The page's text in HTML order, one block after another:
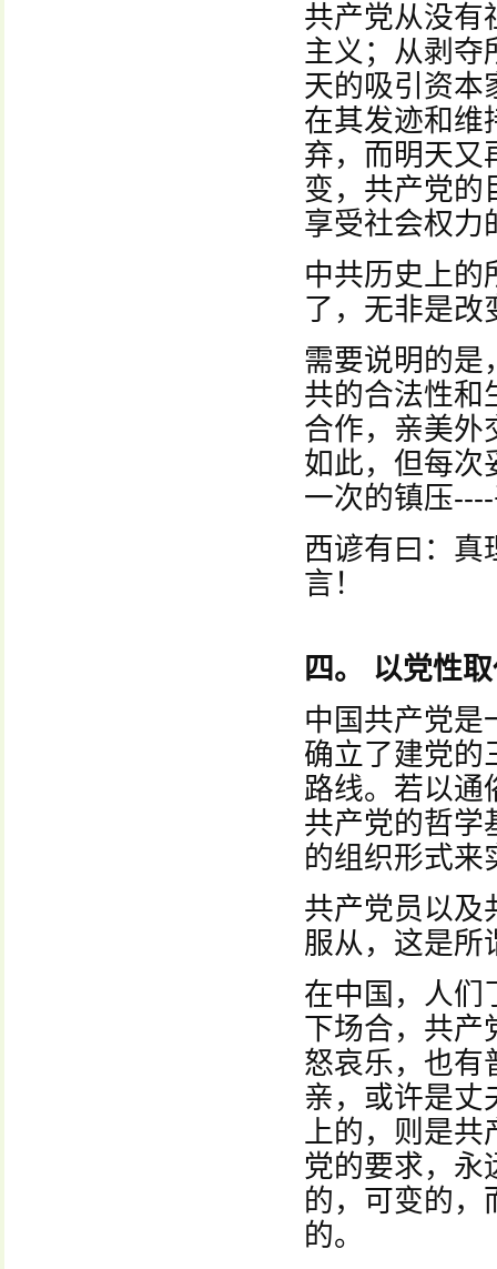
共产党从没有
主义；从剥夺
天的吸引资本
在其发迹和维
弃，而明天又
变，共产党的
享受社会权力
中共历史上的
了，无非是改
需要说明的是
共的合法性和
合作，亲美外
如此，但每次
一次的镇压
西谚有曰：真
言！
四。 以党性
中国共产党是
确立了建党的
路线。若以通
共产党的哲学
的组织形式来
共产党员以及
服从，这是所
在中国，人们
下场合，共产
怒哀乐，也有
亲，或许是丈
上的，则是共
党的要求，永
的，可变的，
的。